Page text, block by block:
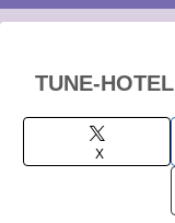
TUNE-HOTEL
X